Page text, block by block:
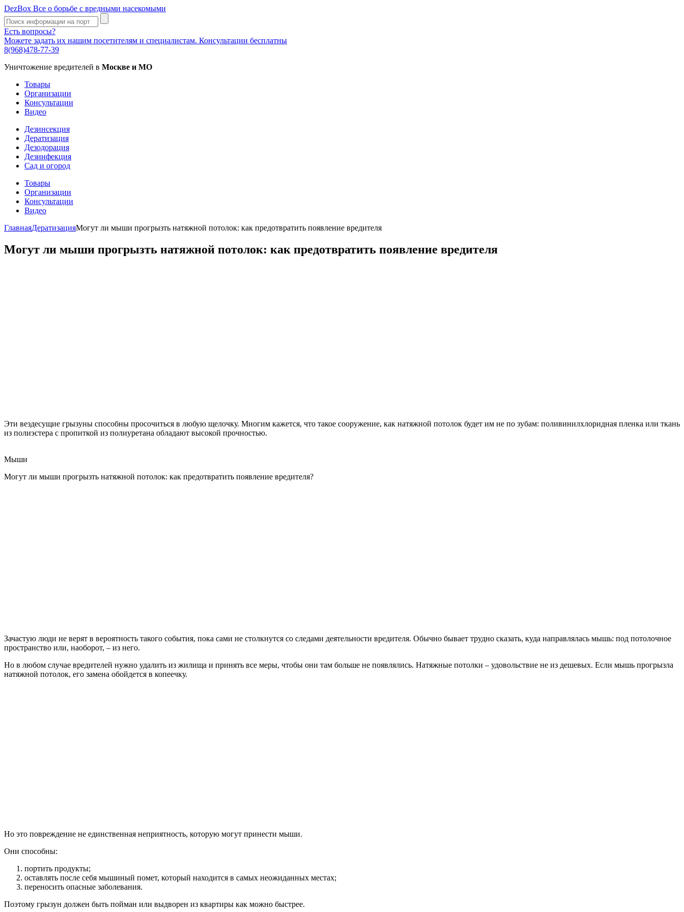
DezBox Все о борьбе с вредными насекомыми
Есть вопросы?
Можете задать их нашим посетителям и специалистам. Консультации бесплатны
8(968)478-77-39
Уничтожение вредителей в Москве и МО
Товары
Организации
Консультации
Видео
Дезинсекция
Дератизация
Дезодорация
Дезинфекция
Сад и огород
Товары
Организации
Консультации
Видео
ГлавнаяДератизацияМогут ли мыши прогрызть натяжной потолок: как предотвратить появление вредителя
Могут ли мыши прогрызть натяжной потолок: как предотвратить появление вредителя
Эти вездесущие грызуны способны просочиться в любую щелочку. Многим кажется, что такое сооружение, как натяжной потолок будет им не по зубам: поливинилхлоридная пленка или ткань
из полиэстера с пропиткой из полиуретана обладают высокой прочностью.
Мыши
Могут ли мыши прогрызть натяжной потолок: как предотвратить появление вредителя?
Зачастую люди не верят в вероятность такого события, пока сами не столкнутся со следами деятельности вредителя. Обычно бывает трудно сказать, куда направлялась мышь: под потолочное
пространство или, наоборот, – из него.
Но в любом случае вредителей нужно удалить из жилища и принять все меры, чтобы они там больше не появлялись. Натяжные потолки – удовольствие не из дешевых. Если мышь прогрызла
натяжной потолок, его замена обойдется в копеечку.
Но это повреждение не единственная неприятность, которую могут принести мыши.
Они способны:
портить продукты;
оставлять после себя мышиный помет, который находится в самых неожиданных местах;
переносить опасные заболевания.
Поэтому грызун должен быть пойман или выдворен из квартиры как можно быстрее.